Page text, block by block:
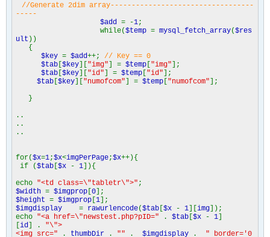
//Generate 2dim array----------------------------------
-----
$add = -1;
while($temp = mysql_fetch_array($res
ult ))
{
$key = $add++; // Key == 0
$tab [$key]["img"] = $temp ["img"];
$tab [$key]["id"] = $temp ["id"];
$tab [$key]["numofcom"] = $temp ["numofcom"];
}
..
..
..
for($x=1;$x<imgPerPage;$x++){
if ($tab [$x - 1]){
echo "<td class=\"tabletr\">" ;
$width = $imgprop [0];
$height = $imgprop [1];
$imgdisplay = rawurlencode($tab [$x - 1][img]);
echo "<a href=\"newstest.php?pID=" . $tab [$x - 1]
[id] . "\">
<img src="
. thumbDir . "" . $imgdisplay . " border='0